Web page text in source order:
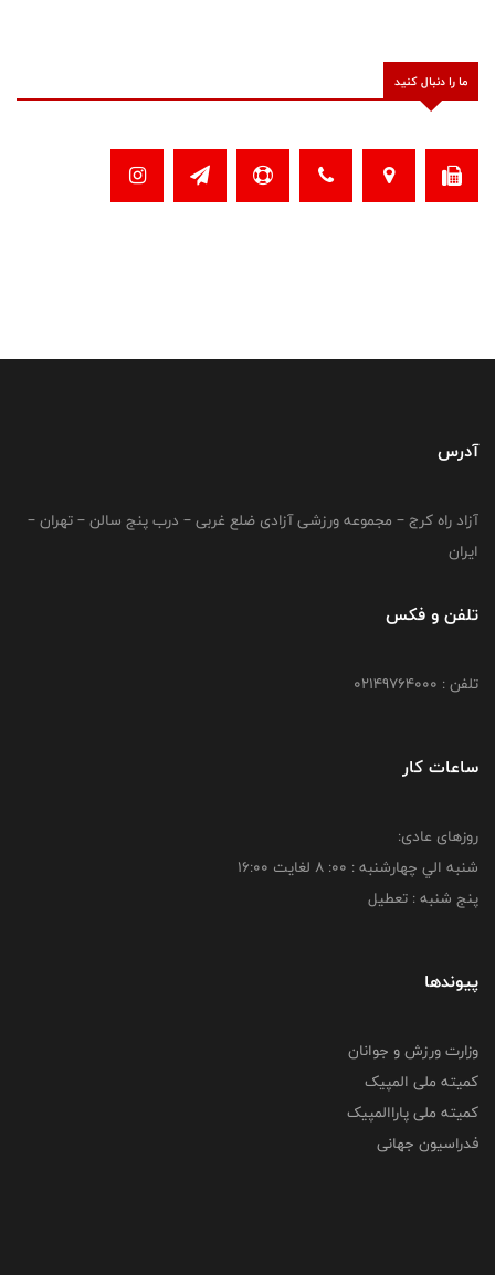
ما را دنبال کنید
آدرس
آزاد راه کرج – مجموعه ورزشی آزادی ضلع غربی – درب پنج سالن – تهران –
ایران
تلفن و فکس
تلفن : 02149764000
ساعات کار
روزهای عادی:
شنبه الي چهارشنبه : 00: 8 لغايت 16:00
پنج شنبه : تعطیل
پیوندها
وزارت ورزش و جوانان
کمیته ملی المپیک
کمیته ملی پاراالمپیک
فدراسیون جهانی